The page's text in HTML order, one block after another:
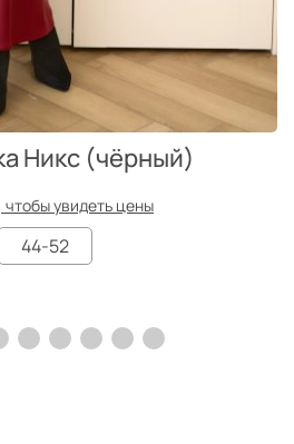
Никс (чёрный)
чтобы увидеть цены
44-52